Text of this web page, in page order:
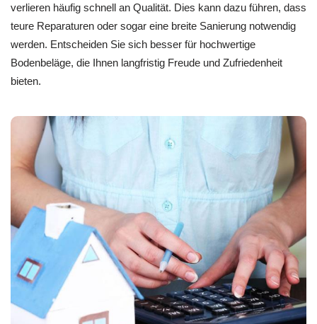
verlieren häufig schnell an Qualität. Dies kann dazu führen, dass
teure Reparaturen oder sogar eine breite Sanierung notwendig
werden. Entscheiden Sie sich besser für hochwertige
Bodenbeläge, die Ihnen langfristig Freude und Zufriedenheit
bieten.